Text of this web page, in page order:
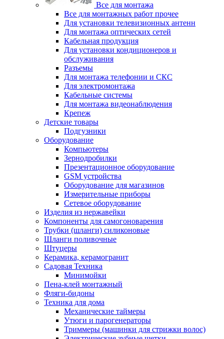
Все для монтажа
Все для монтажных работ прочее
Для установки телевизионных антенн
Для монтажа оптических сетей
Кабельная продукция
Для установки кондиционеров и
обслуживания
Разъемы
Для монтажа телефонии и СКС
Для электромонтажа
Кабельные системы
Для монтажа видеонаблюдения
Крепеж
Детские товары
Подгузники
Оборудование
Компьютеры
Зернодробилки
Презентационное оборудование
GSM устройства
Оборудование для магазинов
Измерительные приборы
Сетевое оборудование
Изделия из нержавейки
Компоненты для самогоноварения
Трубки (шланги) силиконовые
Шланги поливочные
Штуцеры
Керамика, керамогранит
Садовая Техника
Минимойки
Пена-клей монтажный
Фляги-бидоны
Техника для дома
Механические таймеры
Утюги и парогенераторы
Триммеры (машинки для стрижки волос)